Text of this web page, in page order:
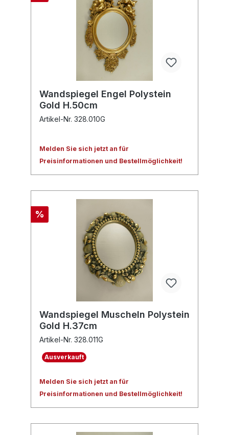
Wandspiegel Engel Polystein
Gold H.50cm
Artikel-Nr. 328.010G
Melden Sie sich jetzt an für
Preisinformationen und Bestellmöglichkeit!
%
Wandspiegel Muscheln Polystein
Gold H.37cm
Artikel-Nr. 328.011G
Ausverkauft
Melden Sie sich jetzt an für
Preisinformationen und Bestellmöglichkeit!